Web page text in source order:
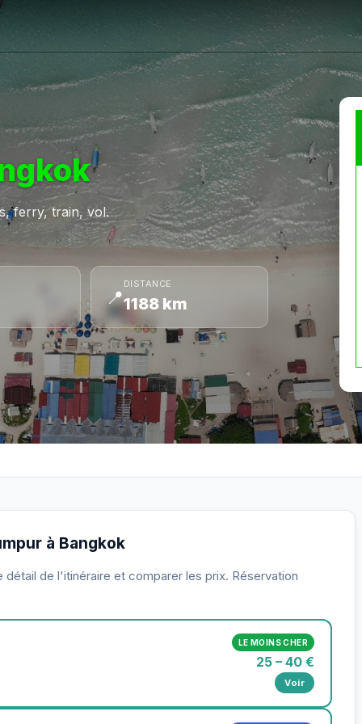
ferry, train, vol.
📍
DISTANCE
1188 km
à Bangkok
de l'itinéraire et comparer les prix. Réservation
LE MOINS CHER
25 – 40 €
Voir